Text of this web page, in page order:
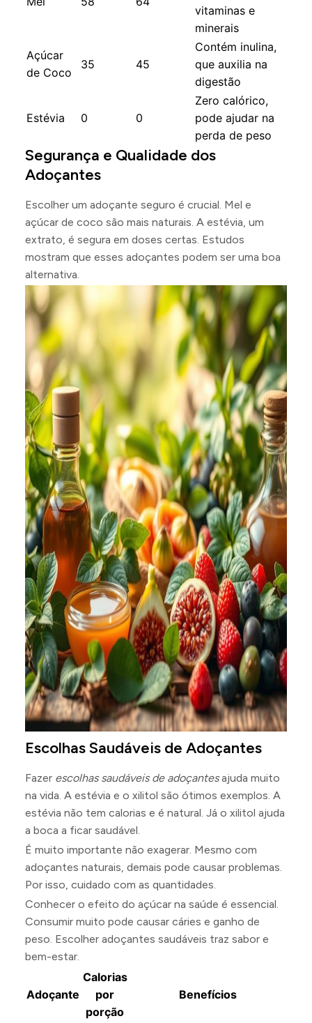
vitaminas e
minerais
Açúcar
de Coco
35 45
Contém inulina,
que auxilia na
digestão
Estévia 0 0
Zero calórico,
pode ajudar na
perda de peso
Segurança e Qualidade dos
Adoçantes
Escolher um adoçante seguro é crucial. Mel e
açúcar de coco são mais naturais. A estévia, um
extrato, é segura em doses certas. Estudos
mostram que esses adoçantes podem ser uma boa
alternativa.
Escolhas Saudáveis de Adoçantes
Fazer escolhas saudáveis de adoçantesajuda muito
na vida. A estévia e o xilitol são ótimos exemplos. A
estévia não tem calorias e é natural. Já o xilitol ajuda
a boca a ficar saudável.
É muito importante não exagerar. Mesmo com
adoçantes naturais, demais pode causar problemas.
Por isso, cuidado com as quantidades.
Conhecer o efeito do açúcar na saúde é essencial.
Consumir muito pode causar cáries e ganho de
peso. Escolher adoçantes saudáveis traz sabor e
bem-estar.
Adoçante
Calorias
por
porção
Benefícios